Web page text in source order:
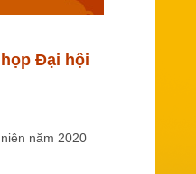
Đại hội
năm 2020